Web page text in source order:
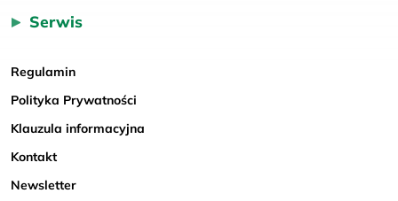
Serwis
Regulamin
Polityka Prywatności
Klauzula informacyjna
Kontakt
Newsletter